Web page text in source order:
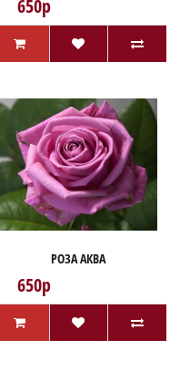
650р
РОЗА АКВА
650р